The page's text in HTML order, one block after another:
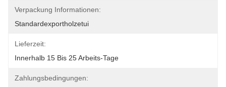
Verpackung Informationen:
Standardexportholzetui
Lieferzeit:
Innerhalb 15 Bis 25 Arbeits-Tage
Zahlungsbedingungen: